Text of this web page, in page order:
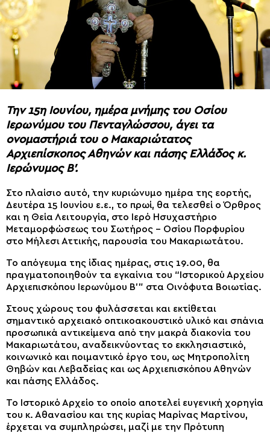
Την 15η Ιουνίου, ημέρα μνήμης του Οσίου
Ιερωνύμου του Πενταγλώσσου, άγει τα
ονομαστήριά του ο Μακαριώτατος
Αρχιεπίσκοπος Αθηνών και πάσης Ελλάδος κ.
Ιερώνυμος Β’.
Στο πλαίσιο αυτό, την κυριώνυμο ημέρα της εορτής,
Δευτέρα 15 Ιουνίου ε.ε., το πρωί, θα τελεσθεί ο Όρθρος
και η Θεία Λειτουργία, στο Ιερό Ησυχαστήριο
Μεταμορφώσεως του Σωτήρος – Οσίου Πορφυρίου
στο Μήλεσι Αττικής, παρουσία του Μακαριωτάτου.
Το απόγευμα της ίδιας ημέρας, στις 19.00, θα
πραγματοποιηθούν τα εγκαίνια του “Ιστορικού Αρχείου
Αρχιεπισκόπου Ιερωνύμου Β'” στα Οινόφυτα Βοιωτίας.
Στους χώρους του φυλάσσεται και εκτίθεται
σημαντικό αρχειακό οπτικοακουστικό υλικό και σπάνια
προσωπικά αντικείμενα από την μακρά διακονία του
Μακαριωτάτου, αναδεικνύοντας το εκκλησιαστικό,
κοινωνικό και ποιμαντικό έργο του, ως Μητροπολίτη
Θηβών και Λεβαδείας και ως Αρχιεπισκόπου Αθηνών
και πάσης Ελλάδος.
Το Ιστορικό Αρχείο το οποίο αποτελεί ευγενική χορηγία
του κ. Αθανασίου και της κυρίας Μαρίνας Μαρτίνου,
έρχεται να συμπληρώσει, μαζί με την Πρότυπη